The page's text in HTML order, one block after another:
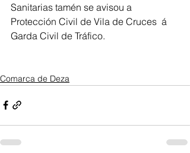
Sanitarias tamén se avisou a
Protección Civil de Vila de Cruces  á
Garda Civil de Tráfico.
Comarca de Deza